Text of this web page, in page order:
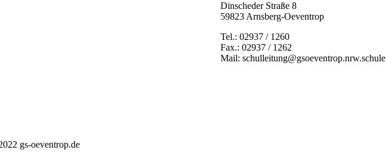
Dinscheder Straße 8
59823 Arnsberg-Oeventrop
Tel.: 02937 / 1260
Fax.: 02937 / 1262
Mail: schulleitung@gsoeventrop.nrw.schule
gs-oeventrop.de